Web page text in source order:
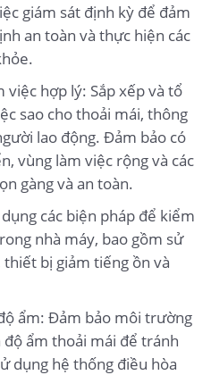
giám sát định kỳ để đảm
an toàn và thực hiện các
việc hợp lý: Sắp xếp và tổ
sao cho thoải mái, thông
lao động. Đảm bảo có
vùng làm việc rộng và các
gàng và an toàn.
các biện pháp để kiểm
nhà máy, bao gồm sử
bị giảm tiếng ồn và
ẩm: Đảm bảo môi trường
ẩm thoải mái để tránh
dụng hệ thống điều hòa